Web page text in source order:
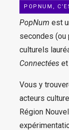
POPNUM,
PopNum est
secondes (ou
culturels
Connectées et
Vous y
acteurs
Région